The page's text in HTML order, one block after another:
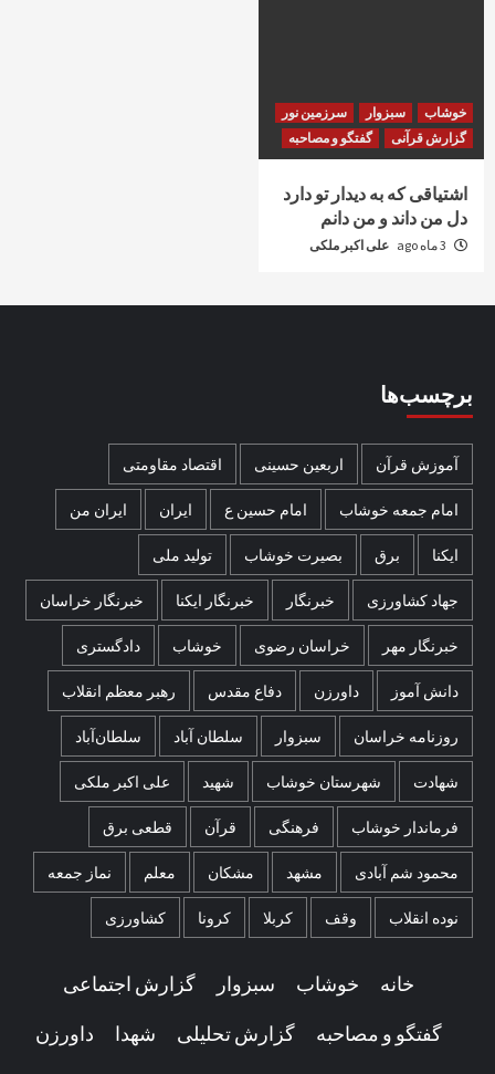
خوشاب سبزوار
سرزمین نور
گزارش قرآنی
گفتگو و مصاحبه
اشتیاقی که به دیدار تو دارد
دل من داند و من دانم
علی اکبر ملکی
برچسب‌ها
آموزش قرآن اربعین حسینی اقتصاد مقاومتی
امام جمعه خوشاب امام حسین ع ایران ایران من
ایکنا برق بصیرت خوشاب تولید ملی
جهاد کشاورزی خبرنگار خبرنگار ایکنا خبرنگار خراسان
خبرنگار مهر خراسان رضوی خوشاب دادگستری
دانش آموز داورزن دفاع مقدس رهبر معظم انقلاب
روزنامه خراسان سبزوار سلطان آباد سلطان‌آباد
شهادت شهرستان خوشاب شهید علی اکبر ملکی
فرماندار خوشاب فرهنگی قرآن قطعی برق
محمود شم آبادی مشهد مشکان معلم نماز جمعه
نوده انقلاب وقف کربلا کرونا کشاورزی
خانه خوشاب سبزوار گزارش اجتماعی
گفتگو و مصاحبه گزارش تحلیلی شهدا داورزن